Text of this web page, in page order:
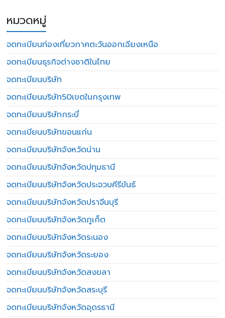
หมวดหมู่
จดทะเบียนท่องเที่ยวภาคตะวันออกเฉียงเหนือ
จดทะเบียนธุรกิจต่างชาติในไทย
จดทะเบียนบริษัท
จดทะเบียนบริษัท50เขตในกรุงเทพ
จดทะเบียนบริษัทกระบี่
จดทะเบียนบริษัทขอนแก่น
จดทะเบียนบริษัทจังหวัดน่าน
จดทะเบียนบริษัทจังหวัดปทุมธานี
จดทะเบียนบริษัทจังหวัดประจวบคีรีขันธ์
จดทะเบียนบริษัทจังหวัดปราจีนบุรี
จดทะเบียนบริษัทจังหวัดภูเก็ต
จดทะเบียนบริษัทจังหวัดระนอง
จดทะเบียนบริษัทจังหวัดระยอง
จดทะเบียนบริษัทจังหวัดสงขลา
จดทะเบียนบริษัทจังหวัดสระบุรี
จดทะเบียนบริษัทจังหวัดอุดรธานี